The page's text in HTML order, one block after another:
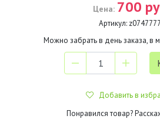
Цена: 700
Артикул:
Можно забрать в день заказа, в
Добавить в
Понравился товар?